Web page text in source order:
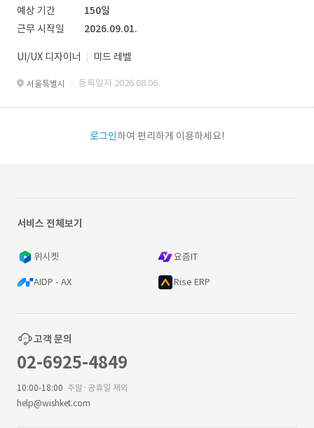
예상 기간
150일
근무 시작일
2026.09.01.
UI/UX 디자이너 미드 레벨
서울특별시 · 등록일자 2026.08.06.
로그인하여 편리하게 이용하세요!
서비스 전체보기
위시켓 요즘IT
AIDP - AX Rise ERP
고객 문의
02-6925-4849
10:00-18:00 주말·공휴일 제외
help@wishket.com